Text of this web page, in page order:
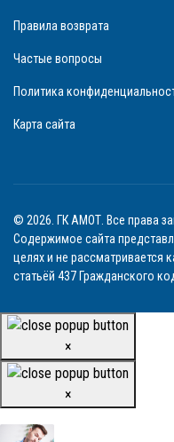
Правила возврата
Частые вопросы
Политика
Карта сайта
© 2026. ГК АМОТ. Все права
Содержимое сайта
целях и не рассматривается
статьёй 437 Гражданского
×
×